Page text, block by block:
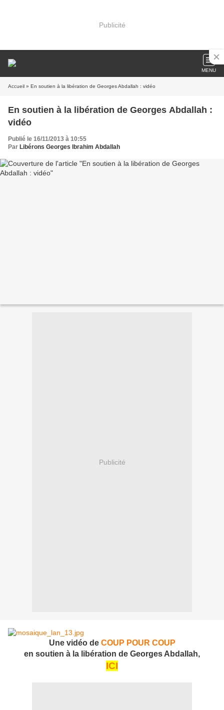
Publicité
MENU
Accueil » En soutien à la libération de Georges Abdallah : vidéo
En soutien à la libération de Georges Abdallah :
vidéo
Publié le 16/11/2013 à 10:55
Par Libérons Georges Ibrahim Abdallah
Publicité
Une vidéo de COUP POUR COUP
en soutien à la libération de Georges Abdallah,
ICI